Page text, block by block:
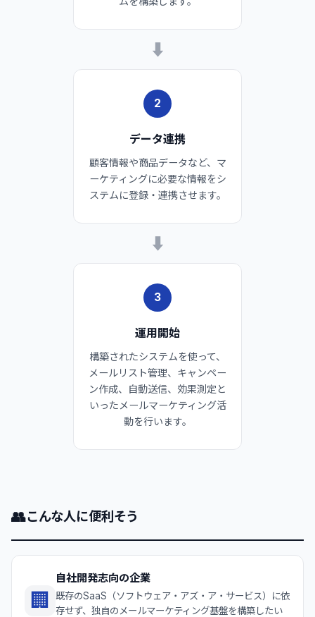
➡
2
データ連携
顧客情報や商品データなど、マ
ーケティングに必要な情報をシ
ステムに登録・連携させます。
➡
3
運用開始
構築されたシステムを使って、
メールリスト管理、キャンペー
ン作成、自動送信、効果測定と
いったメールマーケティング活
動を行います。
👥こんな人に便利そう
🏢
自社開発志向の企業
既存のSaaS（ソフトウェア・アズ・ア・サービス）に依
存せず、独自のメールマーケティング基盤を構築したい